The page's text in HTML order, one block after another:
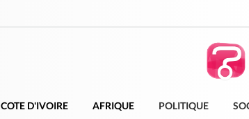
COTE D'IVOIRE AFRIQUE POLITIQUE